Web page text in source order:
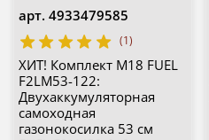
арт. 4933479585
(1)
ХИТ! Комплект M18 FUEL
F2LM53-122:
Двухаккумуляторная
самоходная
газонокосилка 53 см